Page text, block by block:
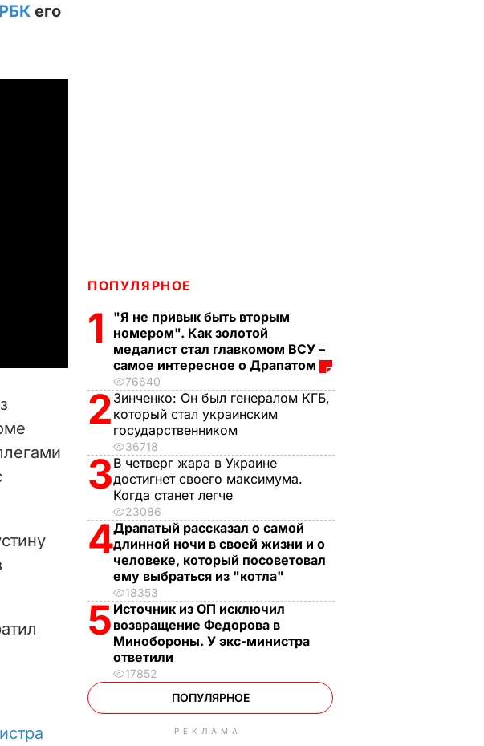
РБК его
ПОПУЛЯРНОЕ
1
"Я не привык быть вторым
номером". Как золотой
медалист стал главкомом ВСУ –
самое интересное о Драпатом
76640
2 Зинченко: Он был генералом КГБ,
который стал украинским
государственником
36718
3В четверг жара в Украине
достигнет своего максимума.
Когда станет легче
23086
4Драпатый рассказал о самой
длинной ночи в своей жизни и о
человеке, который посоветовал
ему выбраться из "котла"
18353
5 Источник из ОП исключил
возвращение Федорова в
Минобороны. У экс-министра
ответили
17852
ПОПУЛЯРНОЕ
РЕКЛАМА